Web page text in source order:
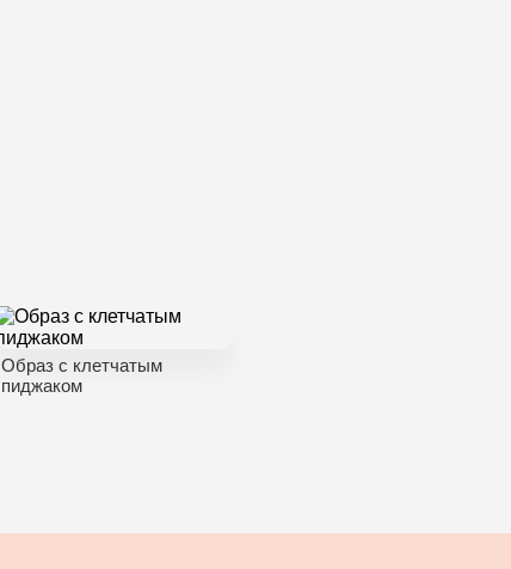
Образ с клетчатым
пиджаком